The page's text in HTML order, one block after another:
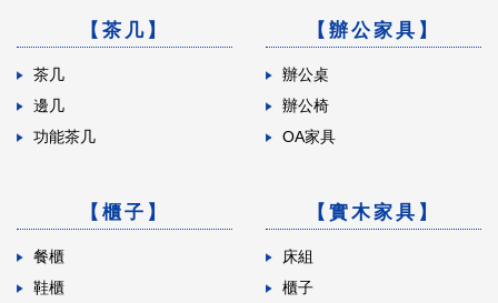
【茶几】
茶几
邊几
功能茶几
【辦公家具】
辦公桌
辦公椅
OA家具
【櫃子】
餐櫃
鞋櫃
【實木家具】
床組
櫃子